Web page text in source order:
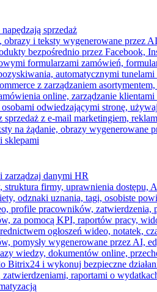
sprzedaż
obrazy i teksty wygenerowane przez
bezpośrednio przez Facebook,
formularzami zamówień,
automatycznymi
z zarządzaniem
online, zarządzanie
odwiedzającymi stronę,
sprzedaż z e-mail marketingiem,
na żądanie, obrazy wygenerowane
sklepami
danymi HR
struktura firmy, uprawnienia dostępu,
odznaki uznania, tagi, osobiste
profile pracowników, zatwierdzenia,
za pomocą KPI, raportów pracy,
ogłoszeń wideo, notatek,
pomysły wygenerowane przez AI,
wiedzy, dokumentów online,
Bitrix24 i wykonuj bezpieczne
zatwierdzeniami, raportami o